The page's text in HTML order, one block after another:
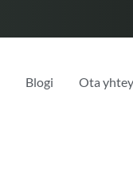
Blogi Ota